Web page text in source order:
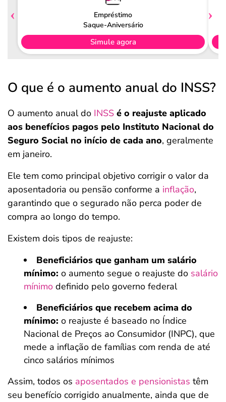
Empréstimo
Saque-Aniversário
Simule agora
O que é o aumento anual do INSS?
O aumento anual do INSS é o reajuste aplicado
aos benefícios pagos pelo Instituto Nacional do
Seguro Social no início de cada ano, geralmente
em janeiro.
Ele tem como principal objetivo corrigir o valor da
aposentadoria ou pensão conforme a inflação,
garantindo que o segurado não perca poder de
compra ao longo do tempo.
Existem dois tipos de reajuste:
Beneficiários que ganham um salário
mínimo: o aumento segue o reajuste do salário
mínimo definido pelo governo federal
Beneficiários que recebem acima do
mínimo: o reajuste é baseado no Índice
Nacional de Preços ao Consumidor (INPC), que
mede a inflação de famílias com renda de até
cinco salários mínimos
Assim, todos os aposentados e pensionistas têm
seu benefício corrigido anualmente, ainda que de